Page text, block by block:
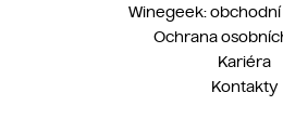
Winegeek:
Ochrana
Kariéra
Kontakty